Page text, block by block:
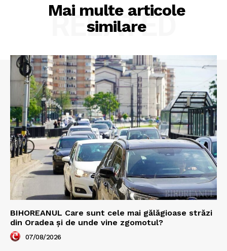
Mai multe articole
similare
RELATED
BIHOREANUL Care sunt cele mai gălăgioase străzi
din Oradea și de unde vine zgomotul?
07/08/2026